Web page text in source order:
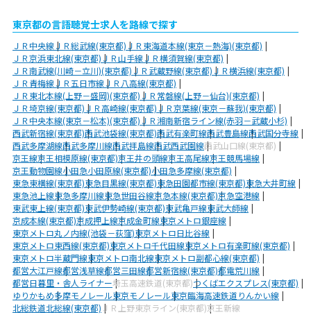
東京都の言語聴覚士求人を路線で探す
ＪＲ中央線ＪＲ総武線(東京都)ＪＲ東海道本線(東京－熱海)(東京都)
ＪＲ京浜東北線(東京都)ＪＲ山手線ＪＲ横須賀線(東京都)
ＪＲ南武線(川崎－立川)(東京都)ＪＲ武蔵野線(東京都)ＪＲ横浜線(東京都)
ＪＲ青梅線ＪＲ五日市線ＪＲ八高線(東京都)
ＪＲ東北本線(上野－盛岡)(東京都)ＪＲ常磐線(上野－仙台)(東京都)
ＪＲ埼京線(東京都)ＪＲ高崎線(東京都)ＪＲ京葉線(東京－蘇我)(東京都)
ＪＲ中央本線(東京－松本)(東京都)ＪＲ湘南新宿ライン線(赤羽－武蔵小杉)
西武新宿線(東京都)西武池袋線(東京都)西武有楽町線西武豊島線西武国分寺線
西武多摩湖線西武多摩川線西武拝島線西武西武園線西武山口線(東京都)
京王線京王相模原線(東京都)京王井の頭線京王高尾線京王競馬場線
京王動物園線小田急小田原線(東京都)小田急多摩線(東京都)
東急東横線(東京都)東急目黒線(東京都)東急田園都市線(東京都)東急大井町線
東急池上線東急多摩川線東急世田谷線京急本線(東京都)京急空港線
東武東上線(東京都)東武伊勢崎線(東京都)東武亀戸線東武大師線
京成本線(東京都)京成押上線京成金町線東京メトロ銀座線
東京メトロ丸ノ内線(池袋－荻窪)東京メトロ日比谷線
東京メトロ東西線(東京都)東京メトロ千代田線東京メトロ有楽町線(東京都)
東京メトロ半蔵門線東京メトロ南北線東京メトロ副都心線(東京都)
都営大江戸線都営浅草線都営三田線都営新宿線(東京都)都電荒川線
都営日暮里・舎人ライナー埼玉高速鉄道(東京都)つくばエクスプレス(東京都)
ゆりかもめ多摩モノレール東京モノレール東京臨海高速鉄道りんかい線
北総鉄道北総線(東京都) ＪＲ上野東京ライン(東京都)京王新線